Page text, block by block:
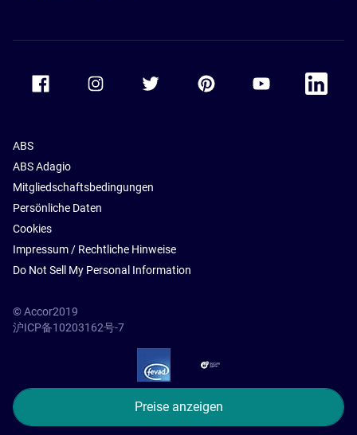
Preise anzeigen
Accor Facebook Accor TwitterAccor PinterestAccor Youtube
Accor
ABS
ABS Adagio
Mitgliedschaftsbedingungen
Persönliche Daten
Cookies
Impressum / Rechtliche Hinweise
Do Not Sell My Personal Information
© Accor2019
沪ICP备10203162号-7